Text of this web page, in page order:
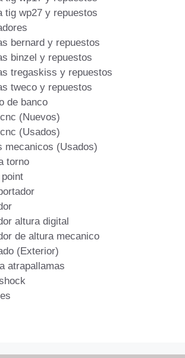
tig wp27 y repuestos
bernard y repuestos
binzel y repuestos
tregaskiss y repuestos
tweco y repuestos
de banco
(Nuevos)
(Usados)
mecanicos (Usados)
torno
point
altura digital
de altura mecanico
(Exterior)
atrapallamas